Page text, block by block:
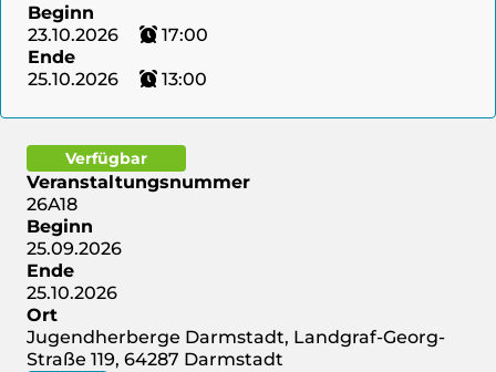
Verfügbar
Veranstaltungsnummer
26A18
Beginn
25.09.2026
Ende
25.10.2026
Ort
Jugendherberge Darmstadt, Landgraf-Georg-
Straße 119, 64287 Darmstadt
Beginn
23.10.2026
17:00
Ende
25.10.2026
13:00